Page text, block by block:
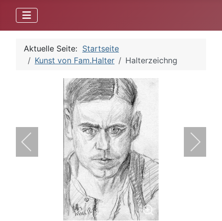
Aktuelle Seite: Startseite
Kunst von Fam.Halter
Halterzeichng